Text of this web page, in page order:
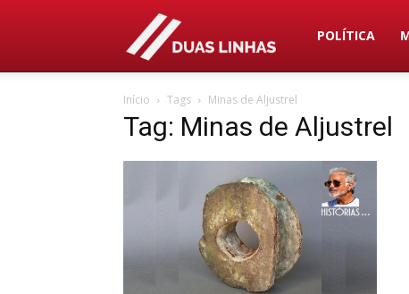
Duas
POLÍTICA
Início Tags Minas de Aljustrel
Tag: Minas de Aljustrel